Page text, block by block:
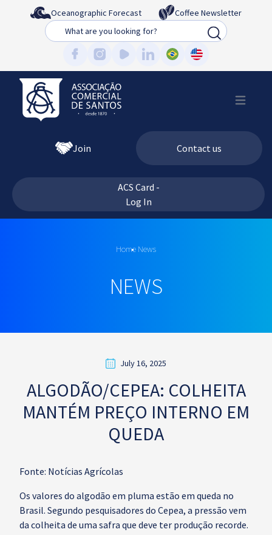
Oceanographic Forecast
Coffee Newsletter
Busca
Join Contact us
ACS Card -
Log In
Home News
NEWS
July 16, 2025
ALGODÃO/CEPEA: COLHEITA
MANTÉM PREÇO INTERNO EM
QUEDA
Fonte: Notícias Agrícolas
Os valores do algodão em pluma estão em queda no
Brasil. Segundo pesquisadores do Cepea, a pressão vem
da colheita de uma safra que deve ter produção recorde.